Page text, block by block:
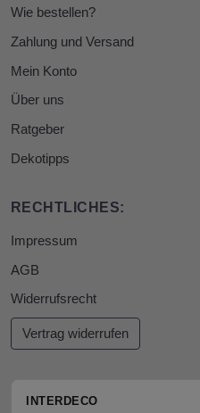
Wie bestellen?
Zahlung und Versand
Mein Konto
Über uns
Ratgeber
Dekotipps
RECHTLICHES:
Impressum
AGB
Widerrufsrecht
Vertrag widerrufen
INTERDECO